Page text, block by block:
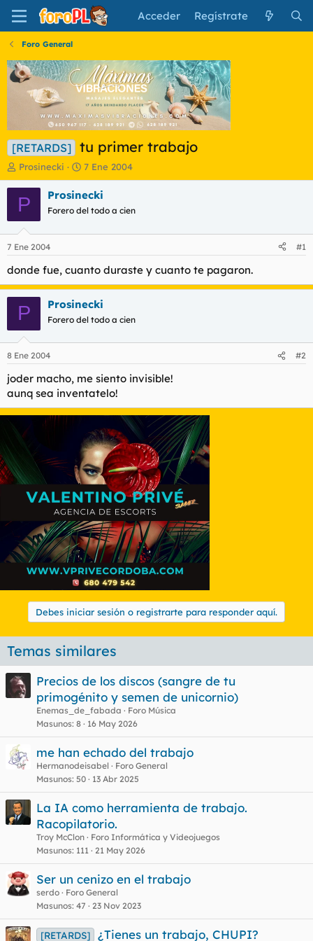
Acceder Regístrate
Foro General
[RETARDS] tu primer trabajo
I
n
i
c
a
d
o
r
e
l
t
e
m
a
Prosinecki
F
e
c
a
i
n
c
i
o
7 Ene 2004
P Prosinecki
Forero del todo a cien
7 Ene 2004 #1
donde fue, cuanto duraste y cuanto te pagaron.
P Prosinecki
Forero del todo a cien
8 Ene 2004 #2
joder macho, me siento invisible!
aunq sea inventatelo!
Debes iniciar sesión o registrarte para responder aquí.
Temas similares
Precios de los discos (sangre de tu
primogénito y semen de unicornio)
Enemas_de_fabada
Foro Música
Masunos 8 16 May 2026
me han echado del trabajo
Hermanodeisabel
Foro General
Masunos 50 13 Abr 2025
La IA como herramienta de trabajo.
Racopilatorio.
Troy McClon
Foro Informática y Videojuegos
Masunos 111 21 May 2026
Ser un cenizo en el trabajo
serdo
Foro General
Masunos 47 23 Nov 2023
[RETARDS] ¿Tienes un trabajo, CHUPI?